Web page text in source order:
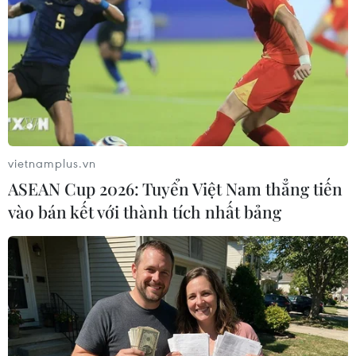
Danh sách tỷ phú thế giới của Forbes năm nay ghi nhận
hai cái tên mới của Việt Nam là Chủ tịch Masan -
Nguyễn Đăng Quang và Chủ tịch Techcombank - Hồ
Hùng Anh.
vietnamplus.vn
ASEAN Cup 2026: Tuyển Việt Nam thẳng tiến
vào bán kết với thành tích nhất bảng